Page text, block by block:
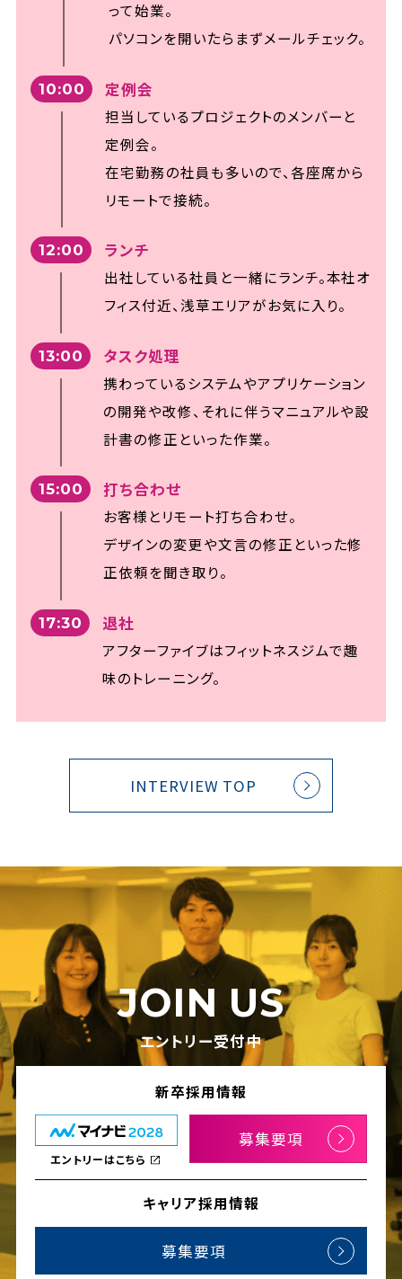
って始業。
パソコンを開いたらまずメールチェック。
10:00 定例会
担当しているプロジェクトのメンバーと
定例会。
在宅勤務の社員も多いので、各座席から
リモートで接続。
12:00 ランチ
出社している社員と一緒にランチ。本社オ
フィス付近、浅草エリアがお気に入り。
13:00 タスク処理
携わっているシステムやアプリケーション
の開発や改修、 それに伴うマニュアルや設
計書の修正といった作業。
15:00 打ち合わせ
お客様とリモート打ち合わせ。
デザインの変更や文言の修正といった修
正依頼を聞き取り。
17:30 退社
アフターファイブはフィットネスジムで趣
味のトレーニング。
INTERVIEW TOP
JOIN US
エントリー受付中
新卒採用情報
エントリーはこちら
募集要項
キャリア採用情報
募集要項